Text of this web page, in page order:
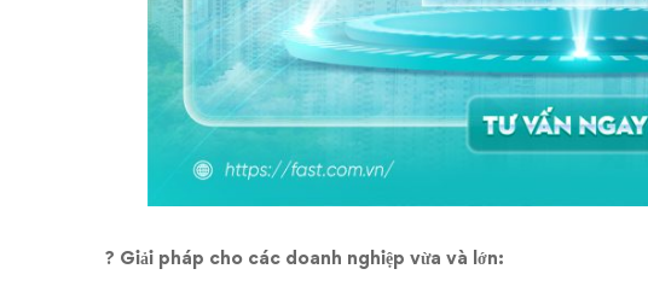
? Giải pháp cho các doanh nghiệp vừa và lớn: